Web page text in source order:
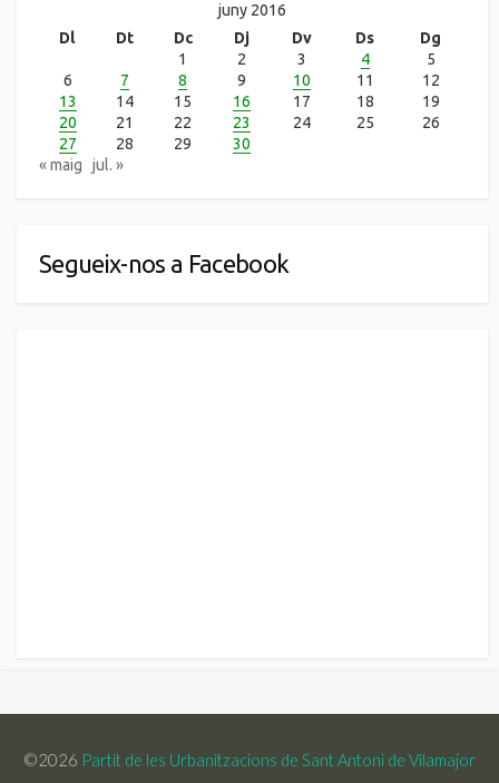
juny 2016
Dl
Dt Dc Dj Dv Ds
Dg
1
2 3 4
5
6
7 8 9 10 11
12
13
14 15 16 17 18
19
20
21 22 23 24 25
26
27
28 29
30
« maig
jul. »
Segueix-nos a Facebook
©2026 Partit de les Urbanitzacions de Sant Antoni de Vilamajor